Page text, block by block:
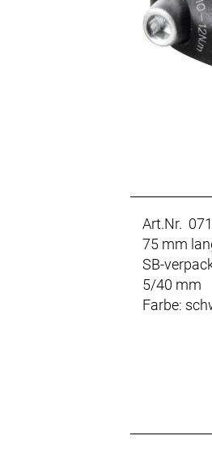
Art.Nr.
75 mm
SB-
5/40 mm
Farbe: